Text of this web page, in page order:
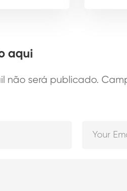
aqui
não será publicado.